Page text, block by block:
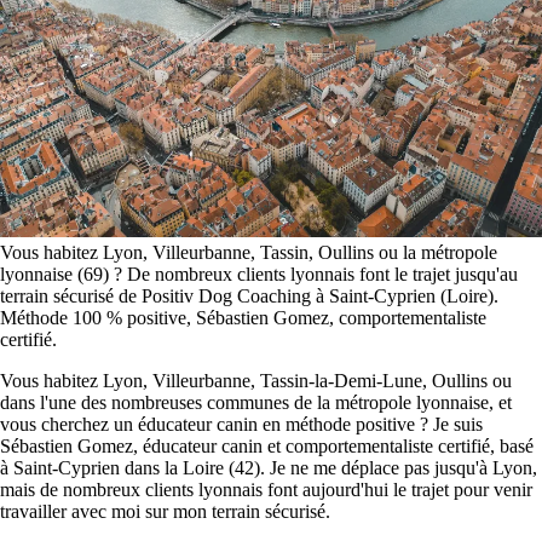
Vous habitez Lyon, Villeurbanne, Tassin, Oullins ou la métropole
lyonnaise (69) ? De nombreux clients lyonnais font le trajet jusqu'au
terrain sécurisé de Positiv Dog Coaching à Saint-Cyprien (Loire).
Méthode 100 % positive, Sébastien Gomez, comportementaliste
certifié.
Vous habitez Lyon, Villeurbanne, Tassin-la-Demi-Lune, Oullins ou
dans l'une des nombreuses communes de la métropole lyonnaise, et
vous cherchez un éducateur canin en méthode positive ? Je suis
Sébastien Gomez, éducateur canin et comportementaliste certifié, basé
à Saint-Cyprien dans la Loire (42). Je ne me déplace pas jusqu'à Lyon,
mais de nombreux clients lyonnais font aujourd'hui le trajet pour venir
travailler avec moi sur mon terrain sécurisé.